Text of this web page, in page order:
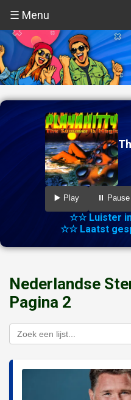
☰ Menu
▶️ Play ⏸️ Pause
☆☆ Luister
☆☆ Laatst
Nederlandse
Pagina 2